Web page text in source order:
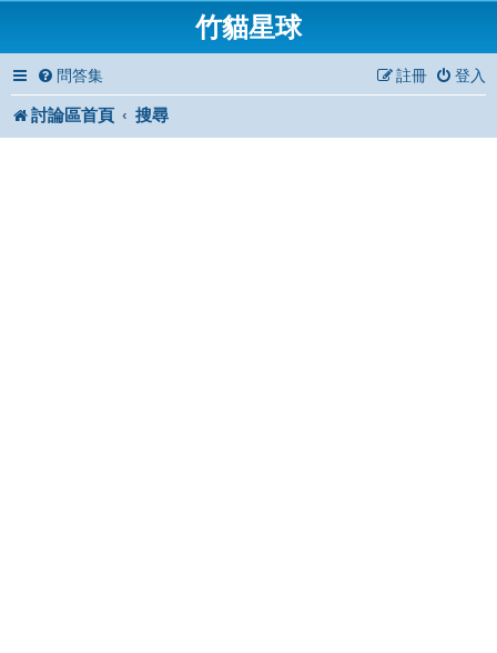
竹貓星球
問答集 登入
註冊
討論區首頁 搜尋